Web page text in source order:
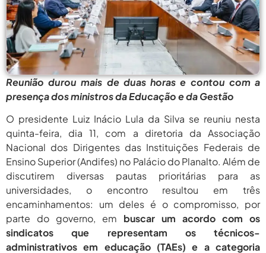
PROIFES Celebra Os 58 Anos Da
APUB...
agosto 6,
2026
MEC Autoriza 937 Novos Cargos Em
Institutos Federais...
agosto 6,
Balanço Da 78ª SBPC: Na Primeira
Participação, PROIFES...
agosto
Profissionais De...
PROIFES Celebra Os 58 Anos Da
agosto 6,
2026
Institutos Federais...
agosto 6,
Balanço Da 78ª SBPC: Na Primeira
agosto
6, 2026
Reunião durou mais de duas horas e contou com a
presença dos ministros da Educação e da Gestão
O presidente Luiz Inácio Lula da Silva se reuniu nesta
quinta-feira, dia 11, com a diretoria da Associação
Nacional dos Dirigentes das Instituições Federais de
Ensino Superior (Andifes) no Palácio do Planalto. Além de
discutirem diversas pautas prioritárias para as
universidades, o encontro resultou em três
encaminhamentos: um deles é o compromisso, por
parte do governo, em buscar um acordo com os
sindicatos que representam os técnicos-
administrativos em educação (TAEs) e a categoria